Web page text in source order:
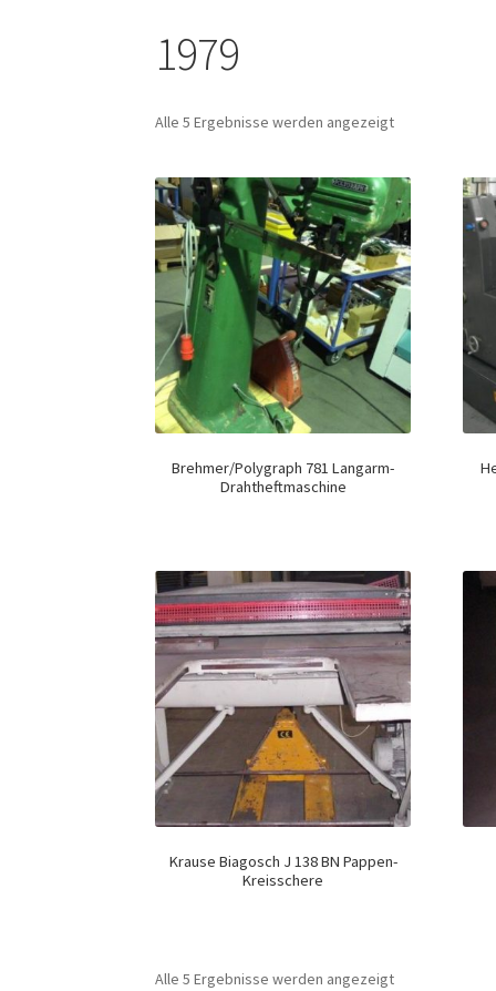
1979
Alle 5 Ergebnisse werden angezeigt
Brehmer/Polygraph 781 Langarm-
Drahtheftmaschine
Krause Biagosch J 138 BN Pappen-
Kreisschere
Alle 5 Ergebnisse werden angezeigt